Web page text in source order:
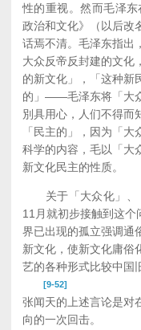
性的重视。然而毛泽
政治和文化》（以后改
话焉不清。毛泽东指出
大众反帝反封建的文化
的新文化」，「这种新
的」——毛泽东将「大
別具用心，人们不得而
「民主的」，因为「
科学的内容，毛以「大
新文化民主的性质。
关于「大众化」、
11月就初步接触到这
界已出现的孤立强调通
新文化，使新文化庸俗
艺的各种形式比较中国
[9-52]
张闻天的上述言论是对
向的一次回击。